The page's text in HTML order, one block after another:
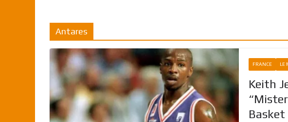
Antares
FRANCE LE
Keith